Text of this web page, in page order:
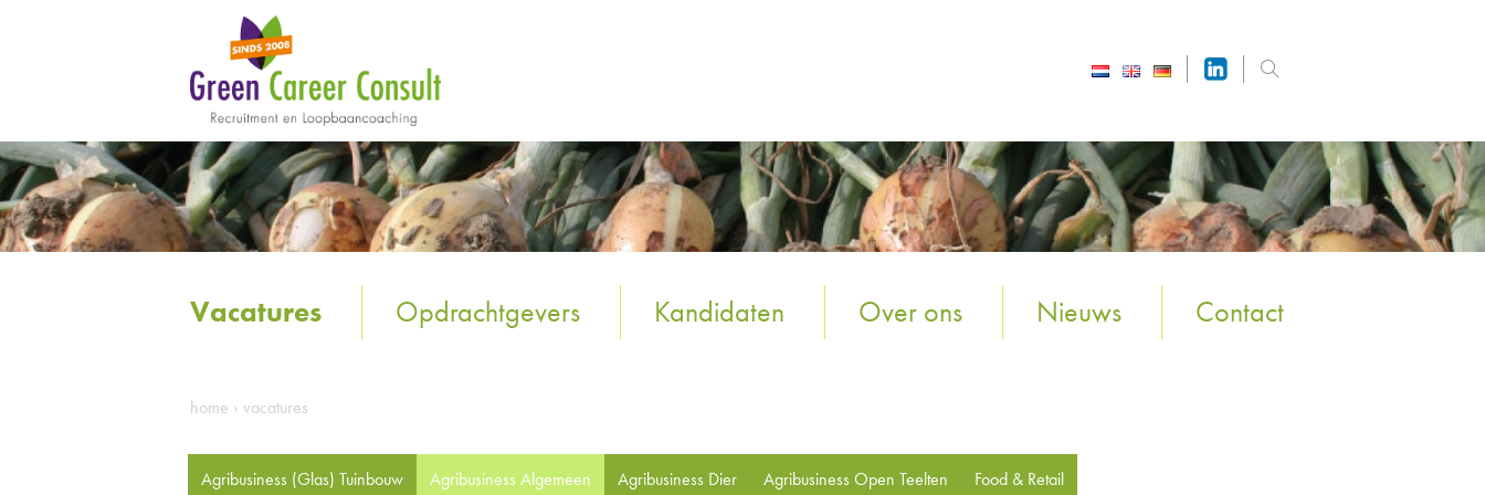
Vacatures Opdrachtgevers Kandidaten Over ons Nieuws Contact
home › vacatures
Agribusiness (Glas) Tuinbouw Agribusiness Algemeen Agribusiness Dier Agribusiness Open Teelten Food & Retail